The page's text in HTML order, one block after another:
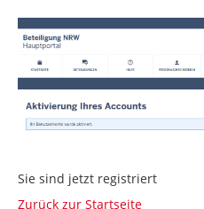
Sie sind jetzt registriert
Zurück zur Startseite